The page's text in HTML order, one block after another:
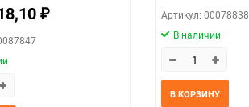
₽
Артикул: 00078838
В наличии
В КОРЗИНУ